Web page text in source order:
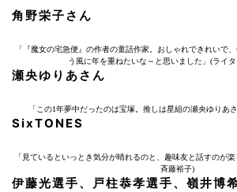
角野栄子さん
「『魔女の宅急便』の作者の童話作家。おしゃれできれいで
う風に年を重ねたいな～と思いました」(ライ
瀬央ゆりあさん
「この1年夢中だったのは宝塚。推しは星組の瀬央ゆりあ
SixTONES
「見ているといっとき気分が晴れるのと、趣味友と話すのが
斉藤裕子)
伊藤光選手、戸柱恭孝選手、嶺井博